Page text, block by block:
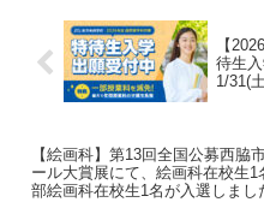
【
待生
1/31(
【絵画科】第13回全国公募西脇
ール大賞展にて、絵画科在校生1
部絵画科在校生1名が入選しまし